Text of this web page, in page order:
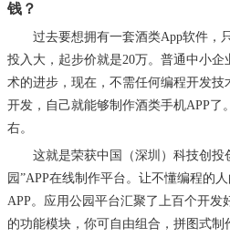
钱？
过去要想拥有一套酒类App软件，
投入大，起步价就是20万。普通中小
术的进步，现在，不需任何编程开发技
开发，自己就能够制作酒类手机APP了
右。
这就是荣获中国（深圳）科技创投
园”APP在线制作平台。让不懂编程的
APP。应用公园平台汇聚了上百个开发
的功能模块，你可自由组合，拼图式